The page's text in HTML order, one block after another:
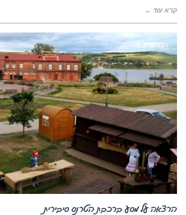
קרא עוד ←
הרצאות - אירופה
הרצאה על מסע ברכבת הטרנס סיבירית